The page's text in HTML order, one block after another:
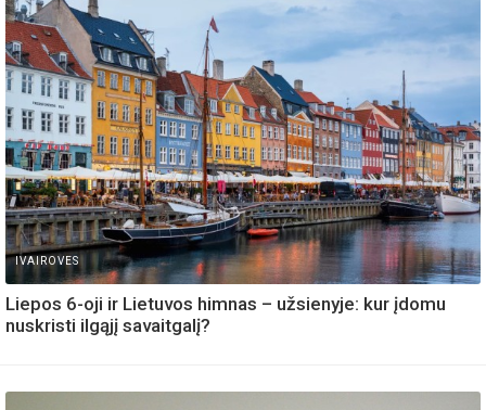
IVAIROVES
Liepos 6-oji ir Lietuvos himnas – užsienyje: kur įdomu
nuskristi ilgąjį savaitgalį?